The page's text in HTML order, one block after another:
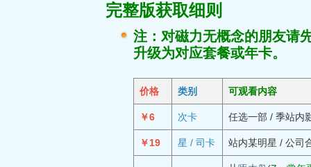
完整版获取细则
注：对磁力无概念的朋友请
升级为对应套餐或年卡。
价格 类别 可观看内容
￥6 次卡 任选一部 / 季站内
￥19 星 / 司卡 站内某明星 / 公司